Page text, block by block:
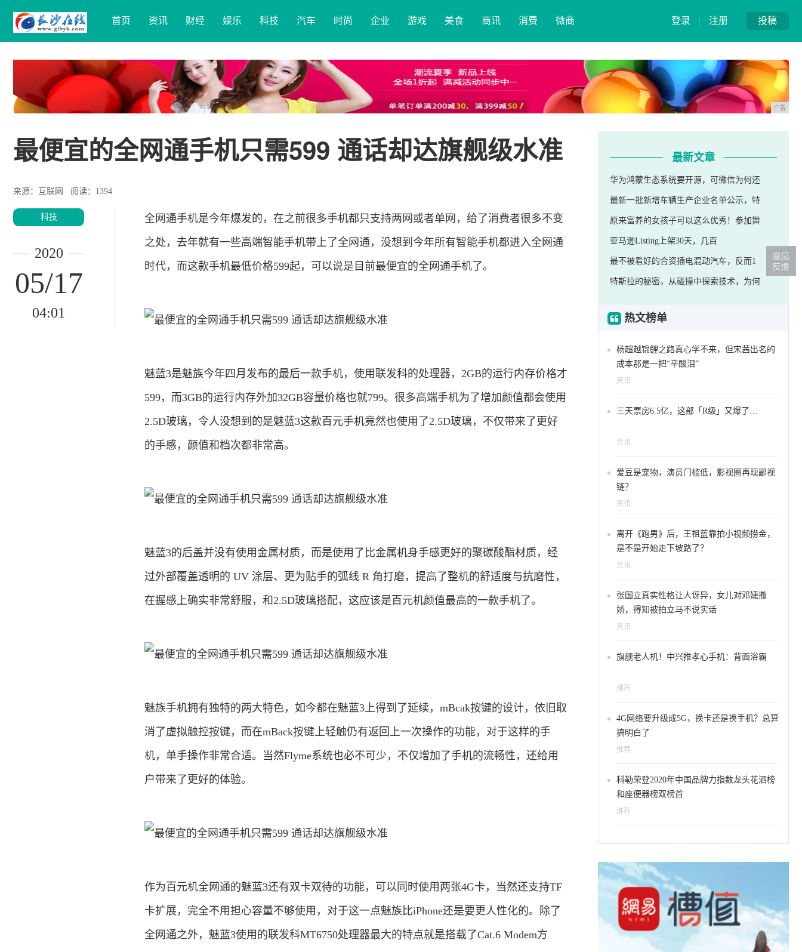
投稿
登录 | 注册
首页 资讯 财经 娱乐 科技 汽车 时尚 企业 游戏 美食 商讯 消费 微商
广告
最便宜的全网通手机只需599 通话却达旗舰级水准
来源：互联网 阅读：1394
科技
2020
05/17
04:01
全网通手机是今年爆发的，在之前很多手机都只支持两网或者单网，给了消费者很多不变
之处，去年就有一些高端智能手机带上了全网通，没想到今年所有智能手机都进入全网通
时代，而这款手机最低价格599起，可以说是目前最便宜的全网通手机了。
魅蓝3是魅族今年四月发布的最后一款手机，使用联发科的处理器，2GB的运行内存价格才
599，而3GB的运行内存外加32GB容量价格也就799。很多高端手机为了增加颜值都会使用
2.5D玻璃，令人没想到的是魅蓝3这款百元手机竟然也使用了2.5D玻璃，不仅带来了更好
的手感，颜值和档次都非常高。
魅蓝3的后盖并没有使用金属材质，而是使用了比金属机身手感更好的聚碳酸酯材质，经
过外部覆盖透明的 UV 涂层、更为贴手的弧线 R 角打磨，提高了整机的舒适度与抗磨性，
在握感上确实非常舒服，和2.5D玻璃搭配，这应该是百元机颜值最高的一款手机了。
魅族手机拥有独特的两大特色，如今都在魅蓝3上得到了延续，mBcak按键的设计，依旧取
消了虚拟触控按键，而在mBack按键上轻触仍有返回上一次操作的功能，对于这样的手
机，单手操作非常合适。当然Flyme系统也必不可少，不仅增加了手机的流畅性，还给用
户带来了更好的体验。
作为百元机全网通的魅蓝3还有双卡双待的功能，可以同时使用两张4G卡，当然还支持TF
卡扩展，完全不用担心容量不够使用，对于这一点魅族比iPhone还是要更人性化的。除了
全网通之外，魅蓝3使用的联发科MT6750处理器最大的特点就是搭载了Cat.6 Modem方
最新文章
华为鸿蒙生态系统要开源，可微信为何还
最新一批新增车辆生产企业名单公示，特
原来富养的女孩子可以这么优秀！参加舞
亚马逊Listing上架30天，几百
最不被看好的合资插电混动汽车，反而1
特斯拉的秘密，从碰撞中探索技术，为何
热文榜单
杨超越锦鲤之路真心学不来，但宋茜出名的
成本那是一把“辛酸泪”
资讯
三天票房6.5亿，这部「R级」又爆了…
资讯
爱豆是宠物，演员门槛低，影视圈再现鄙视
链？
资讯
离开《跑男》后，王祖蓝靠拍小视频捞金，
是不是开始走下坡路了？
资讯
张国立真实性格让人讶异，女儿对邓婕撒
娇，得知被拍立马不说实话
资讯
旗舰老人机！中兴推孝心手机：背面浴霸
推荐
4G网络要升级成5G，换卡还是换手机？总算
搞明白了
推荐
科勒荣登2020年中国品牌力指数龙头花洒榜
和座便器榜双榜首
推荐